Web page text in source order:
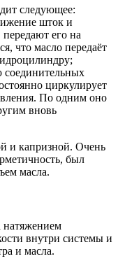
следующее:
шток и
его на
что масло передаёт
соединительных
циркулирует
По одним оно
вновь
и капризной. Очень
был
масла.
натяжением
внутри системы и
и масла.